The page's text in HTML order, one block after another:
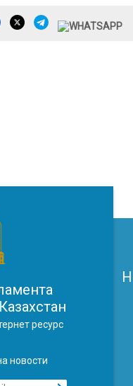
ресурс
новости